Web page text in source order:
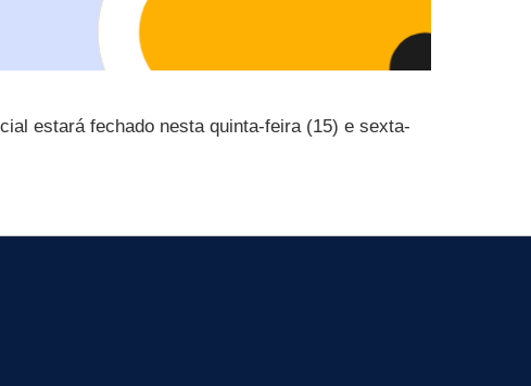
estará fechado nesta quinta-feira (15) e sexta-